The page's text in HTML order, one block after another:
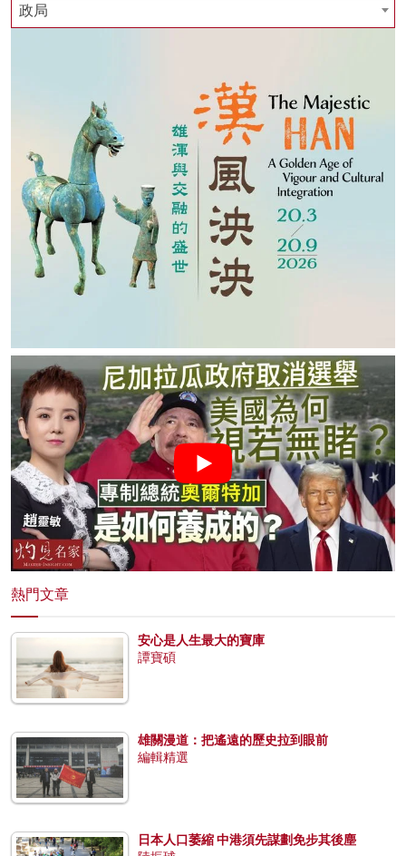
政局
熱門文章
安心是人生最大的寶庫
譚寶碩
雄關漫道：把遙遠的歷史拉到眼前
編輯精選
日本人口萎縮 中港須先謀劃免步其後塵